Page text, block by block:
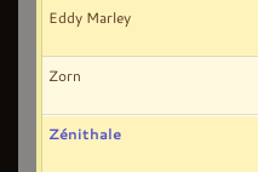
Eddy Marley
Zorn
Zénithale